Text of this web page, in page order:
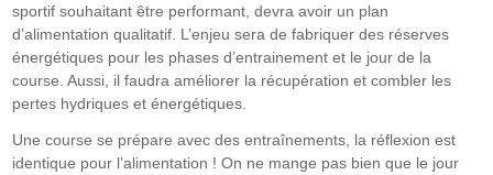
sportif souhaitant être performant, devra avoir un plan
d’alimentation qualitatif. L’enjeu sera de fabriquer des réserves
énergétiques pour les phases d’entrainement et le jour de la
course. Aussi, il faudra améliorer la récupération et combler les
pertes hydriques et énergétiques.
Une course se prépare avec des entraînements, la réflexion est
identique pour l’alimentation ! On ne mange pas bien que le jour